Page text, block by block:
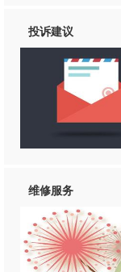
投诉建议
维修服务